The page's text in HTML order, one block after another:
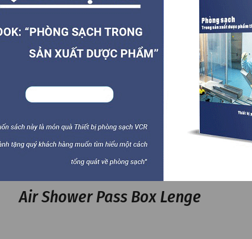
Air Shower Pass Box Lenge